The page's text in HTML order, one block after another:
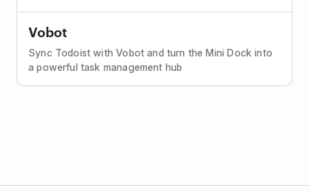
Vobot
Sync Todoist with Vobot and turn the Mini Dock into
a powerful task management hub